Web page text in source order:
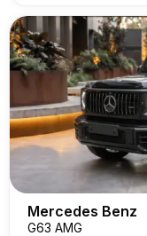
Mercedes Benz
G63 AMG